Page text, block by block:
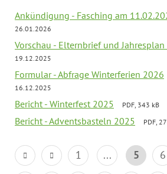
Ankündigung - Fasching am
26.01.2026
Vorschau - Elternbrief und
19.12.2025
Formular - Abfrage Winterferien 2026
16.12.2025
Bericht - Winterfest 2025 PDF, 343 kB
Bericht - Adventsbasteln 2025 PDF,
1 ... 5 6